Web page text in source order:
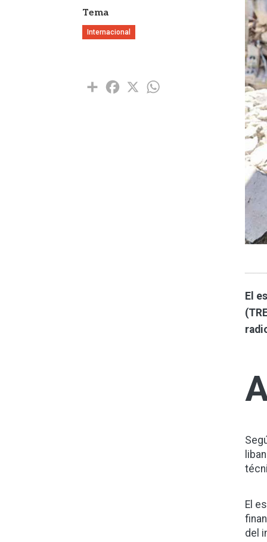
Tema
Internacional
Share Facebook
X
El
El
del